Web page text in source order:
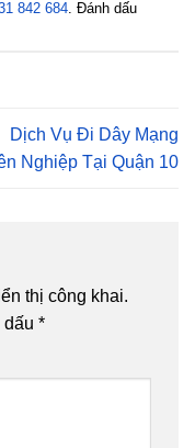
842 684. Đánh dấu
Dịch Vụ Đi Dây Mạng
Nghiệp Tại Quận 10
thị công khai.
*